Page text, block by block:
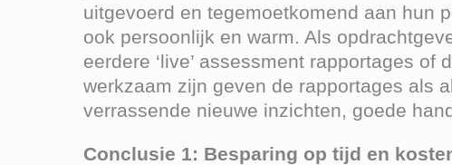
uitgevoerd en tegemoetkomend aan hun
ook persoonlijk en warm. Als
eerdere ‘live’ assessment rapportages
werkzaam zijn geven de rapportages als
verrassende nieuwe inzichten, goede
Conclusie 1: Besparing op tijd en